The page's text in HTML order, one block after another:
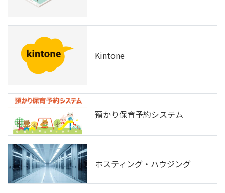
Kintone
預かり保育予約システム
ホスティング・ハウジング